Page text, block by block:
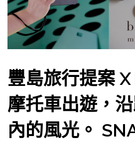
豐島旅行提案
摩托車出遊，
內的風光。